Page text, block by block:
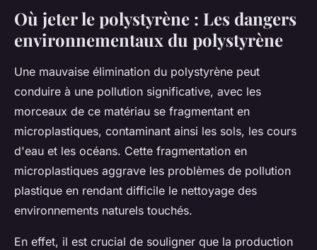
Où jeter le polystyrène : Les dangers
environnementaux du polystyrène
Une mauvaise élimination du polystyrène peut
conduire à une pollution significative, avec les
morceaux de ce matériau se fragmentant en
microplastiques, contaminant ainsi les sols, les cours
d'eau et les océans. Cette fragmentation en
microplastiques aggrave les problèmes de pollution
plastique en rendant difficile le nettoyage des
environnements naturels touchés.
En effet, il est crucial de souligner que la production